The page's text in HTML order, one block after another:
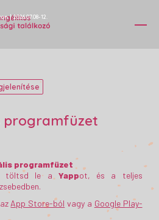
|2026.07.08-12.
programfüzet
programfüzet
töltsd le a Yappot, és a teljes
App Store-ból vagy a Google Play-